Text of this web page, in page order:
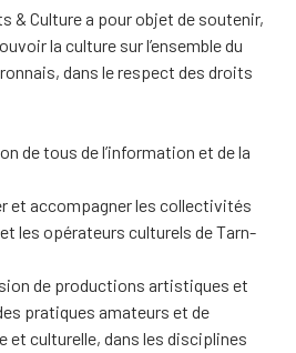
& Culture a pour objet de soutenir,
la culture sur l’ensemble du
dans le respect des droits
de tous de l’information et de la
et accompagner les collectivités
les opérateurs culturels de Tarn-
de productions artistiques et
pratiques amateurs et de
et culturelle, dans les disciplines